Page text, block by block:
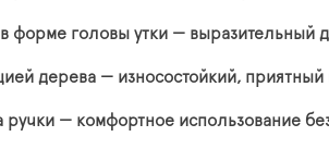
форме головы утки — выразительный
дерева — износостойкий,
— комфортное использование без